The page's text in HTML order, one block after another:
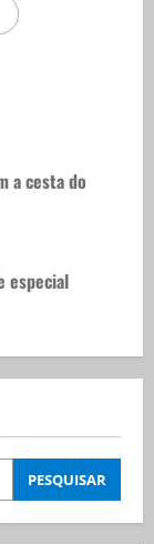
a cesta do
especial
PESQUISAR